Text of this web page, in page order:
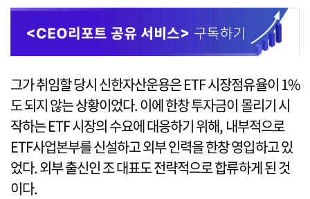
그가 취임할 당시 신한자산운용은 ETF 시장점유율이 1%
도 되지 않는 상황이었다. 이에 한창 투자금이 몰리기 시
작하는 ETF 시장의 수요에 대응하기 위해, 내부적으로
ETF사업본부를 신설하고 외부 인력을 한창 영입하고 있
었다. 외부 출신인 조 대표도 전략적으로 합류하게 된 것
이다.